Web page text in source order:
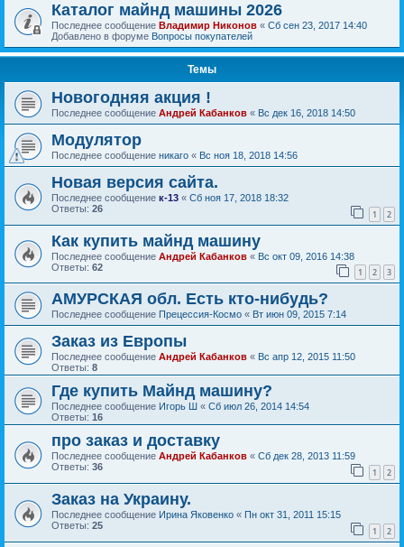
Каталог майнд машины 2026
Последнее сообщение Владимир Никонов « Сб сен 23, 2017 14:40
Добавлено в форуме Вопросы покупателей
Темы
Новогодняя акция !
Последнее сообщение Андрей Кабанков « Вс дек 16, 2018 14:50
Модулятор
Последнее сообщение никаго « Вс ноя 18, 2018 14:56
Новая версия сайта.
Последнее сообщение к-13 « Сб ноя 17, 2018 18:32
Ответы: 26 1 2
Как купить майнд машину
Последнее сообщение Андрей Кабанков « Вс окт 09, 2016 14:38
Ответы: 62 1 2 3
АМУРСКАЯ обл. Есть кто-нибудь?
Последнее сообщение Прецессия-Космо « Вт июн 09, 2015 7:14
Заказ из Европы
Последнее сообщение Андрей Кабанков « Вс апр 12, 2015 11:50
Ответы: 8
Где купить Майнд машину?
Последнее сообщение Игорь Ш « Сб июл 26, 2014 14:54
Ответы: 16
про заказ и доставку
Последнее сообщение Андрей Кабанков « Сб дек 28, 2013 11:59
Ответы: 36 1 2
Заказ на Украину.
Последнее сообщение Ирина Яковенко « Пн окт 31, 2011 15:15
Ответы: 25 1 2